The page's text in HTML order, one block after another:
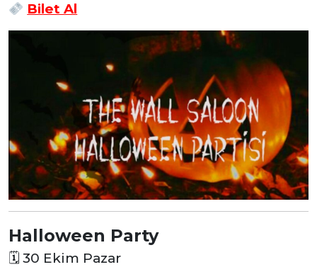
Bilet Al
Halloween Party
🗓 30 Ekim Pazar